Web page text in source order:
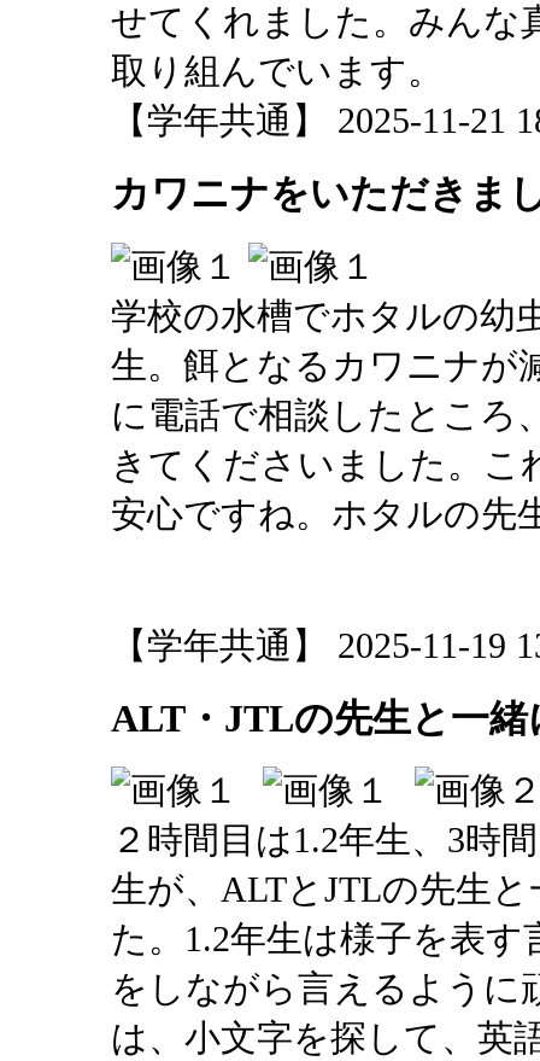
せてくれました。みんな
取り組んでいます。
【学年共通】 2025-11-21
カワニナをいただきま
学校の水槽でホタルの幼
生。餌となるカワニナが
に電話で相談したところ
きてくださいました。こ
安心ですね。ホタルの先
【学年共通】 2025-11-19
ALT・JTLの先生と一緒
２時間目は1.2年生、3時
生が、ALTとJTLの先生
た。1.2年生は様子を表
をしながら言えるように
は、小文字を探して、英